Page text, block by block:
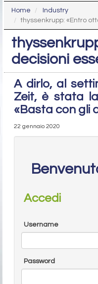
Home
Industry
thyssenkrupp: «Entro
decisioni
A dirlo, al
Zeit, è stata
«Basta con gli
22 gennaio 2020
Accedi
Username
Password